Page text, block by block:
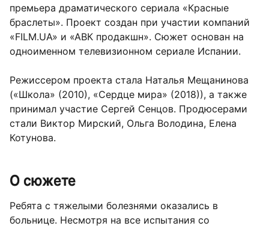
премьера драматического сериала «Красные
браслеты». Проект создан при участии компаний
«FILM.UA» и «АВК продакшн». Сюжет основан на
одноименном телевизионном сериале Испании.
Режиссером проекта стала Наталья Мещанинова
(«Школа» (2010), «Сердце мира» (2018)), а также
принимал участие Сергей Сенцов. Продюсерами
стали Виктор Мирский, Ольга Володина, Елена
Котунова.
О сюжете
Ребята с тяжелыми болезнями оказались в
больнице. Несмотря на все испытания со